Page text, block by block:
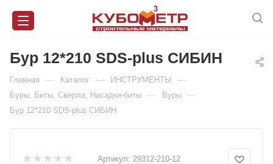
Бур 12*210 SDS-plus СИБИН
Главная — Каталог — ИНСТРУМЕНТЫ —
Буры, Биты, Сверла, Насадки-биты — Буры —
Бур 12*210 SDS-plus СИБИН
Артикул: 29312-210-12